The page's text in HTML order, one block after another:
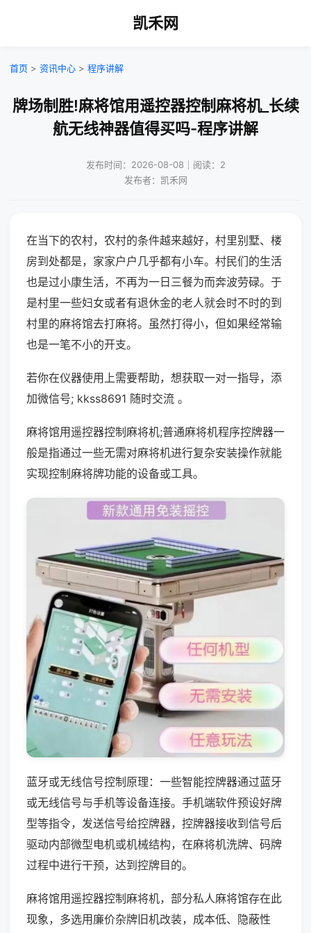
凯禾网
首页 > 资讯中心 > 程序讲解
牌场制胜!麻将馆用遥控器控制麻将机_长续
航无线神器值得买吗-程序讲解
发布时间：2026-08-08｜阅读：2
发布者：凯禾网
在当下的农村，农村的条件越来越好，村里别墅、楼
房到处都是，家家户户几乎都有小车。村民们的生活
也是过小康生活，不再为一日三餐为而奔波劳碌。于
是村里一些妇女或者有退休金的老人就会时不时的到
村里的麻将馆去打麻将。虽然打得小，但如果经常输
也是一笔不小的开支。
若你在仪器使用上需要帮助，想获取一对一指导，添
加微信号; kkss8691 随时交流 。
麻将馆用遥控器控制麻将机;普通麻将机程序控牌器一
般是指通过一些无需对麻将机进行复杂安装操作就能
实现控制麻将牌功能的设备或工具。
蓝牙或无线信号控制原理：一些智能控牌器通过蓝牙
或无线信号与手机等设备连接。手机端软件预设好牌
型等指令，发送信号给控牌器，控牌器接收到信号后
驱动内部微型电机或机械结构，在麻将机洗牌、码牌
过程中进行干预，达到控牌目的。
麻将馆用遥控器控制麻将机，部分私人麻将馆存在此
现象，多选用廉价杂牌旧机改装，成本低、隐蔽性